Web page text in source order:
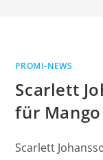
PROMI-NEWS
Scarlett
für Mango
Scarlett